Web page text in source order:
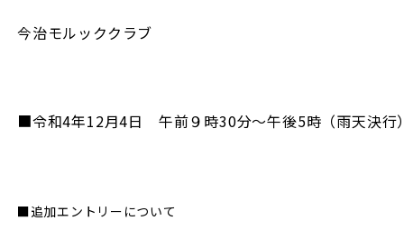
今治モルッククラブ
■令和4年12月4日 午前９時30分～午後5時（雨天決行）
■追加エントリーについて